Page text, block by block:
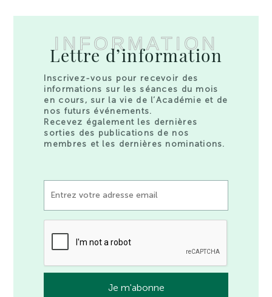
INFORMATION
Lettre d’information
Inscrivez-vous pour recevoir des
informations sur les séances du mois
en cours, sur la vie de l’Académie et de
nos futurs événements.
Recevez également les dernières
sorties des publications de nos
membres et les dernières nominations.